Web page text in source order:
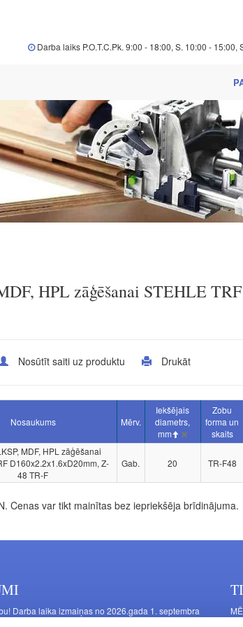
Darba laiks P.O.T.C.Pk. 9:00 - 18:00, S. 10:00 - 15:00,
HPL zāģēšanai STEHLE
Nosūtīt saiti uz produktu Drukāt
Nosaukums Mērv.
Iekšējais
diametrs,
mm
Zobu
forma un
skaits
MDF, HPL zāģēšanai
D160x2.2x1.6xD20mm, Z-
48 TR-F
Gab. 20 TR-F48
Cenas var tikt mainītas bez iepriekšēja brīdinājuma.
Darba laika izmaiņas no 2026.gada 1. septembra